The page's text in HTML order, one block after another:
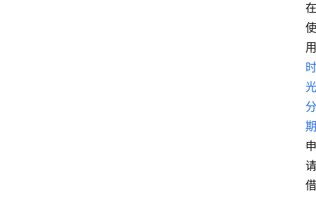
在
使
用
时
光
分
期
申
请
借